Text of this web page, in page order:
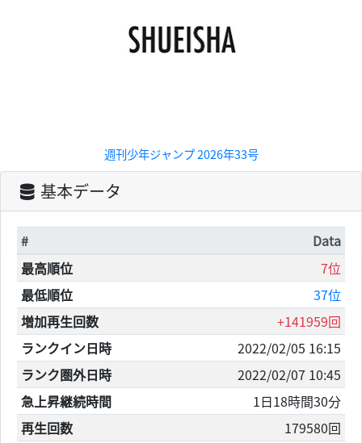
週刊少年ジャンプ 2026年33号
基本データ
#
Data
最高順位
7位
最低順位
37位
増加再生回数
+141959回
ランクイン日時
2022/02/05 16:15
ランク圏外日時
2022/02/07 10:45
急上昇継続時間
1日18時間30分
再生回数
179580回